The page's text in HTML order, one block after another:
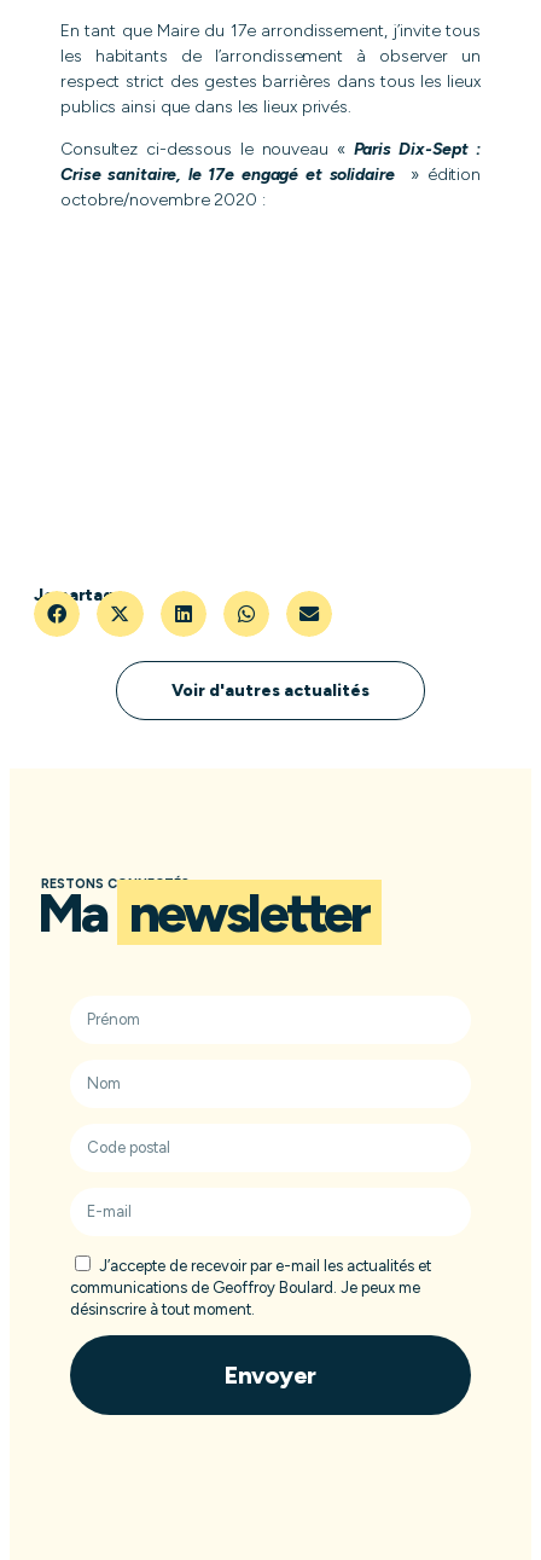
En tant que Maire du 17e arrondissement, j’invite tous
les habitants de l’arrondissement à observer un
respect strict des gestes barrières dans tous les lieux
publics ainsi que dans les lieux privés.
Consultez ci-dessous le nouveau « Paris Dix-Sept :
Crise sanitaire, le 17e engagé et solidaire» édition
octobre/novembre 2020 :
Je partage
Voir d'autres actualités
RESTONS CONNECTÉS
Ma newsletter
J’accepte de recevoir par e-mail les actualités et
communications de Geoffroy Boulard. Je peux me
désinscrire à tout moment.
Envoyer